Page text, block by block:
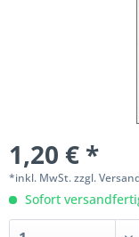
1,20 € *
*inkl. MwSt.zzgl.
Sofort